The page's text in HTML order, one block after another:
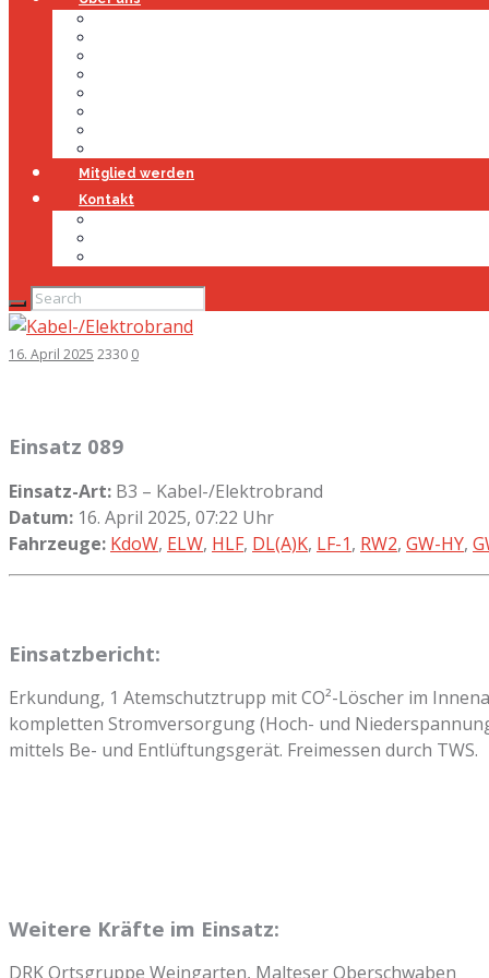
Mitglied werden
Kontakt
16. April 2025 2330 0
Einsatz 089
Einsatz-Art: B3 – Kabel-/Elektrobrand
Datum: 16. April 2025, 07:22 Uhr
Fahrzeuge: KdoW, ELW, HLF, DL(A)K, LF-1, RW2, GW-HY,
Einsatzbericht:
Erkundung, 1 Atemschutztrupp mit CO²-Löscher im
kompletten Stromversorgung (Hoch- und
mittels Be- und Entlüftungsgerät. Freimessen durch TWS.
Weitere Kräfte im Einsatz:
DRK Ortsgruppe Weingarten, Malteser Oberschwaben